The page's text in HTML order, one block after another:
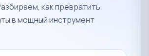
как превратить
в мощный инструмент